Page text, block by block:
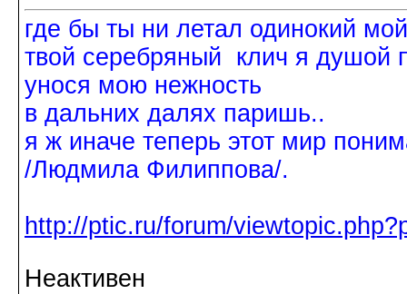
где бы ты ни летал одинокий
твой серебряный клич я душой
унося мою нежность
в дальних далях паришь..
я ж иначе теперь этот мир
/Людмила Филиппова/.
http://ptic.ru/forum/
Неактивен